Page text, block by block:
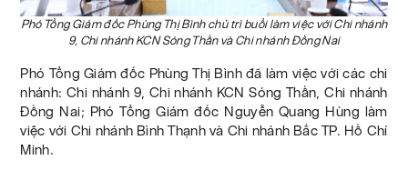
Phó Tổng Giám đốc Phùng Thị Bình chủ trì buổi làm việc với Chi nhánh
9, Chi nhánh KCN Sóng Thần và Chi nhánh Đồng Nai
Phó Tổng Giám đốc Phùng Thị Bình đã làm việc với các chi
nhánh: Chi nhánh 9, Chi nhánh KCN Sóng Thần, Chi nhánh
Đồng Nai; Phó Tổng Giám đốc Nguyễn Quang Hùng làm
việc với Chi nhánh Bình Thạnh và Chi nhánh Bắc TP. Hồ Chí
Minh.